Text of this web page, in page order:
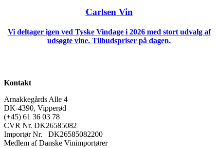
Carlsen Vin
Vi deltager igen ved Tyske Vindage i 2026 med stort udvalg af
udsøgte vine. Tilbudspriser på dagen.
Kontakt
Arnakkegårds Alle 4
DK-4390, Vipperød
(+45) 61 36 03 78
CVR Nr. DK26585082
Importør Nr. DK26585082200
Medlem af Danske Vinimportører